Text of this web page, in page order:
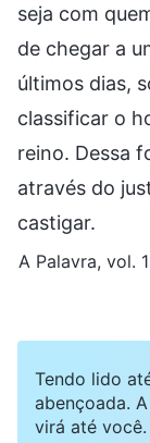
seja com
de chegar a
últimos dias,
classificar o
reino. Dessa
através do
castigar.
A Palavra, vol.
Tendo lido
abençoada.
virá até você.